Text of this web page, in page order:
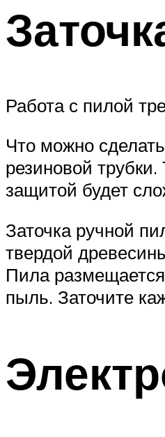
Работа с пилой
Что можно
резиновой
защитой будет
Заточка ручной
твердой
Пила
пыль. Заточите